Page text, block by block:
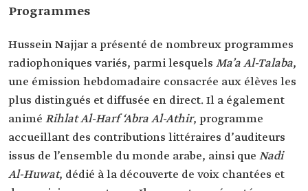
Programmes
Hussein Najjar a présenté de nombreux programmes
radiophoniques variés, parmi lesquels Ma’a Al-Talaba,
une émission hebdomadaire consacrée aux élèves les
plus distingués et diffusée en direct. Il a également
animé Rihlat Al-Harf ‘Abra Al-Athir, programme
accueillant des contributions littéraires d’auditeurs
issus de l’ensemble du monde arabe, ainsi que Nadi
Al-Huwat, dédié à la découverte de voix chantées et